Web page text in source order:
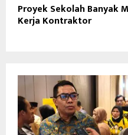
Proyek Sekolah Banyak
Kerja Kontraktor